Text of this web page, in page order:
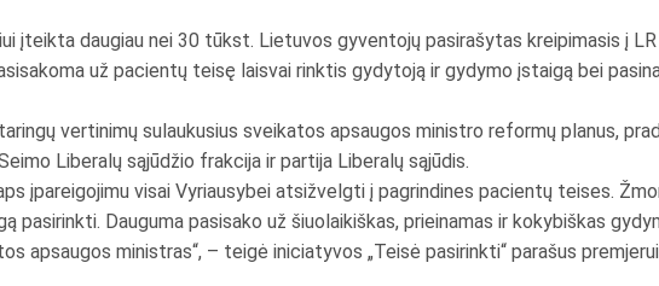
įteikta daugiau nei 30 tūkst. Lietuvos gyventojų pasirašytas kreipimasis į
už pacientų teisę laisvai rinktis gydytoją ir gydymo įstaigą bei
vertinimų sulaukusius sveikatos apsaugos ministro reformų planus,
Liberalų sąjūdžio frakcija ir partija Liberalų sąjūdis.
įpareigojimu visai Vyriausybei atsižvelgti į pagrindines pacientų teises.
pasirinkti. Dauguma pasisako už šiuolaikiškas, prieinamas ir kokybiškas
apsaugos ministras“, – teigė iniciatyvos „Teisė pasirinkti“ parašus